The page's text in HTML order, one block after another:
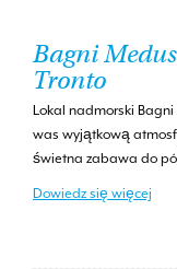
Bagni
Tronto
Lokal nadmorski Bagni
was wyjątkową
świetna zabawa do
Dowiedz się więcej